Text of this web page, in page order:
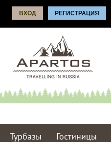
ВХОД РЕГИСТРАЦИЯ
Турбазы Гостиницы